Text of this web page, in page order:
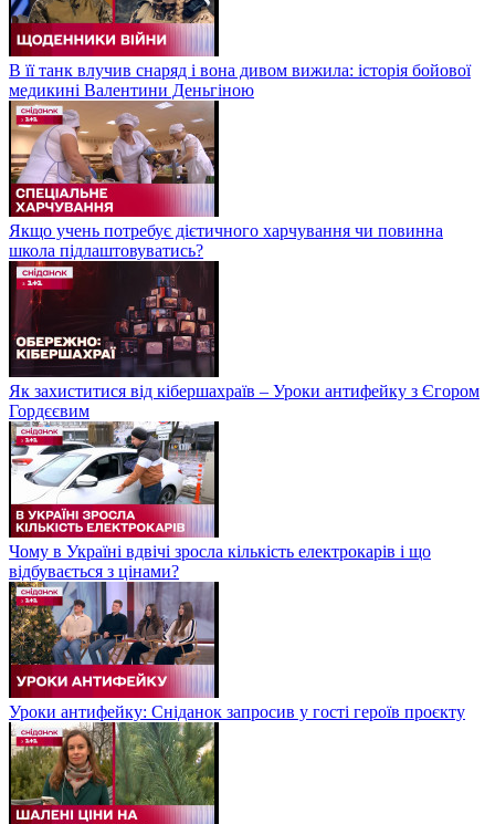
В її танк влучив снаряд і вона дивом вижила: історія бойової
медикині Валентини Деньгіною
Якщо учень потребує дієтичного харчування чи повинна
школа підлаштовуватись?
Як захиститися від кібершахраїв – Уроки антифейку з Єгором
Гордєєвим
Чому в Україні вдвічі зросла кількість електрокарів і що
відбувається з цінами?
Уроки антифейку: Сніданок запросив у гості героїв проєкту